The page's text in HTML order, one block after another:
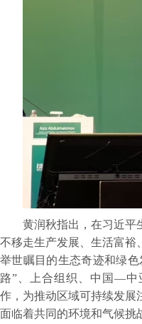
黄润秋指出，在习近平
不移走生产发展、生活富裕
举世瞩目的生态奇迹和绿
路”、上合组织、中国—中
作，为推动区域可持续发展
面临着共同的环境和气候挑